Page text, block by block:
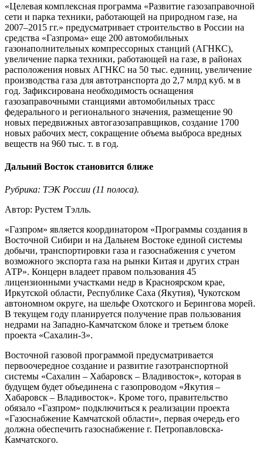
«Целевая комплексная программа «Развитие газозаправочной
сети и парка техники, работающей на природном газе, на
2007–2015 гг.» предусматривает строительство в России на
средства «Газпрома» еще 200 автомобильных
газонаполнительных компрессорных станций (АГНКС),
увеличение парка техники, работающей на газе, в районах
расположения новых АГНКС на 50 тыс. единиц, увеличение
производства газа для автотранспорта до 2,7 млрд куб. м в
год. Зафиксирована необходимость оснащения
газозаправочными станциями автомобильных трасс
федерального и регионального значения, размещение 90
новых передвижных автогазозаправщиков, создание 1700
новых рабочих мест, сокращение объема выброса вредных
веществ на 960 тыс. т. в год.
Дальний Восток становится ближе
Рубрика: ТЭК России (11 полоса).
Автор: Рустем Тэлль.
«Газпром» является координатором «Программы создания в
Восточной Сибири и на Дальнем Востоке единой системы
добычи, транспортировки газа и газоснабжения с учетом
возможного экспорта газа на рынки Китая и других стран
АТР». Концерн владеет правом пользования 45
лицензионными участками недр в Красноярском крае,
Иркутской области, Республике Саха (Якутия), Чукотском
автономном округе, на шельфе Охотского и Берингова морей.
В текущем году планируется получение прав пользования
недрами на Западно-Камчатском блоке и третьем блоке
проекта «Сахалин-3».
Восточной газовой программой предусматривается
первоочередное создание и развитие газотранспортной
системы «Сахалин – Хабаровск – Владивосток», которая в
будущем будет объединена с газопроводом «Якутия –
Хабаровск – Владивосток». Кроме того, правительство
обязало «Газпром» подключиться к реализации проекта
«Газоснабжение Камчатской области», первая очередь его
должна обеспечить газоснабжение г. Петропавловска-
Камчатского.